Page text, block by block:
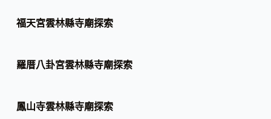
福天宮雲林縣寺廟探索
羅厝八卦宮雲林縣寺廟探索
鳳山寺雲林縣寺廟探索